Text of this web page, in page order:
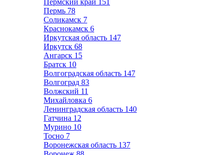
Пермский край 151
Пермь 78
Соликамск 7
Краснокамск 6
Иркутская область 147
Иркутск 68
Ангарск 15
Братск 10
Волгоградская область 147
Волгоград 83
Волжский 11
Михайловка 6
Ленинградская область 140
Гатчина 12
Мурино 10
Тосно 7
Воронежская область 137